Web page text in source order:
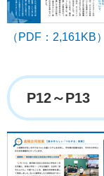
（PDF：2,161KB
P12～P13